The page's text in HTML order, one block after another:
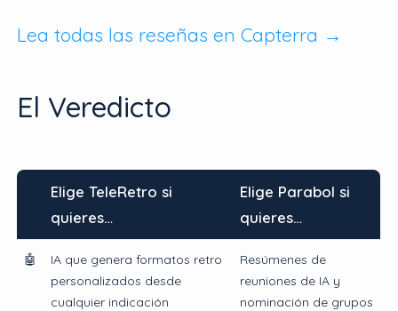
Lea todas las reseñas en Capterra →
El Veredicto
Elige TeleRetro si
quieres…
Elige Parabol si
quieres…
🤖
IA que genera formatos retro
personalizados desde
cualquier indicación
Resúmenes de
reuniones de IA y
nominación de grupos